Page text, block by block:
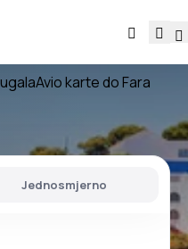
Avio karte do Fara
Jednosmjerno